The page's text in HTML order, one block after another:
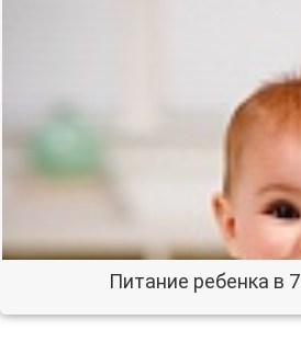
Питание ребенка в